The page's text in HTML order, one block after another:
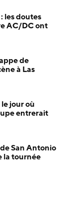
les doutes
AC/DC ont
de
à Las
jour où
entrerait
San Antonio
la tournée